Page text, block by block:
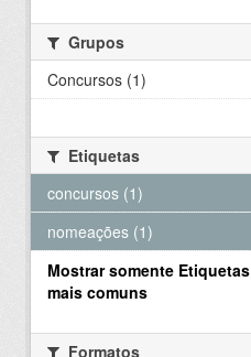
Grupos
Concursos (1)
Etiquetas
concursos (1)
nomeações (1)
Mostrar somente Etiquetas
mais comuns
Formatos